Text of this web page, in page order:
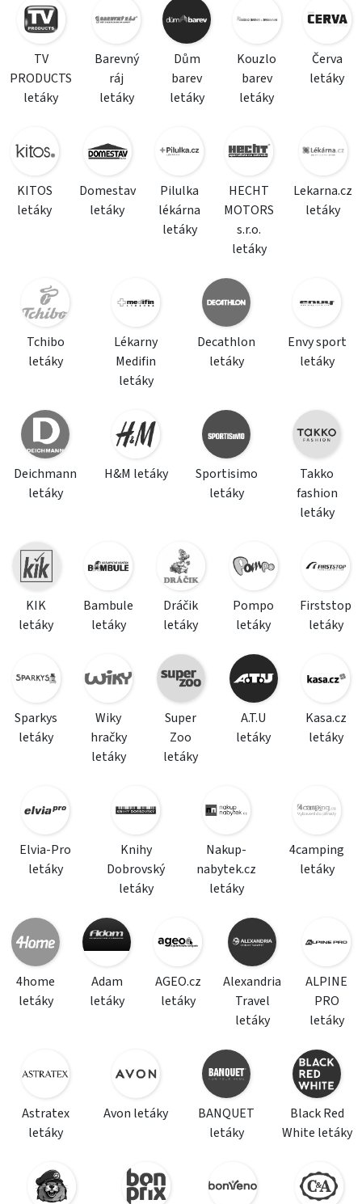
TV
PRODUCTS
letáky
Barevný
ráj
letáky
Dům
barev
letáky
Kouzlo
barev
letáky
Červa
letáky
KITOS
letáky
Domestav
letáky
Pilulka
lékárna
letáky
HECHT
MOTORS
s.r.o.
letáky
Lekarna.cz
letáky
Tchibo
letáky
Lékarny
Medifin
letáky
Decathlon
letáky
Envy sport
letáky
Deichmann
letáky
H&M letáky
Sportisimo
letáky
Takko
fashion
letáky
KIK
letáky
Bambule
letáky
Dráčik
letáky
Pompo
letáky
Firststop
letáky
Sparkys
letáky
Wiky
hračky
letáky
Super
Zoo
letáky
A.T.U
letáky
Kasa.cz
letáky
Elvia-Pro
letáky
Knihy
Dobrovský
letáky
Nakup-
nabytek.cz
letáky
4camping
letáky
4home
letáky
Adam
letáky
AGEO.cz
letáky
Alexandria
Travel
letáky
ALPINE
PRO
letáky
Astratex
letáky
Avon letáky
BANQUET
letáky
Black Red
White letáky